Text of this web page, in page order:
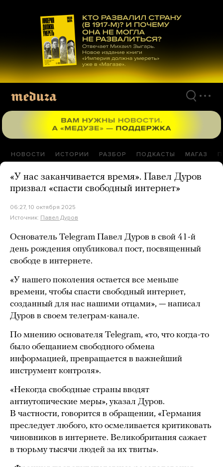
материалам
НОВОСТИ ИСТОРИИ РАЗБОР ПОДКАСТЫ МАГАЗ
«У нас заканчивается время». Павел Дуров
призвал «спасти свободный интернет»
06:27, 10 октября 2025
Источник: Павел Дуров
Основатель Telegram Павел Дуров в свой 41-й
день рождения опубликовал пост, посвященный
свободе в интернете.
«У нашего поколения остается все меньше
времени, чтобы спасти свободный интернет,
созданный для нас нашими отцами», — написал
Дуров в своем телеграм-канале.
По мнению основателя Telegram, «то, что когда-то
было обещанием свободного обмена
информацией, превращается в важнейший
инструмент контроля».
«Некогда свободные страны вводят
антиутопические меры», указал Дуров.
В частности, говорится в обращении, «Германия
преследует любого, кто осмеливается критиковать
чиновников в интернете. Великобритания сажает
в тюрьму тысячи людей за их твиты».